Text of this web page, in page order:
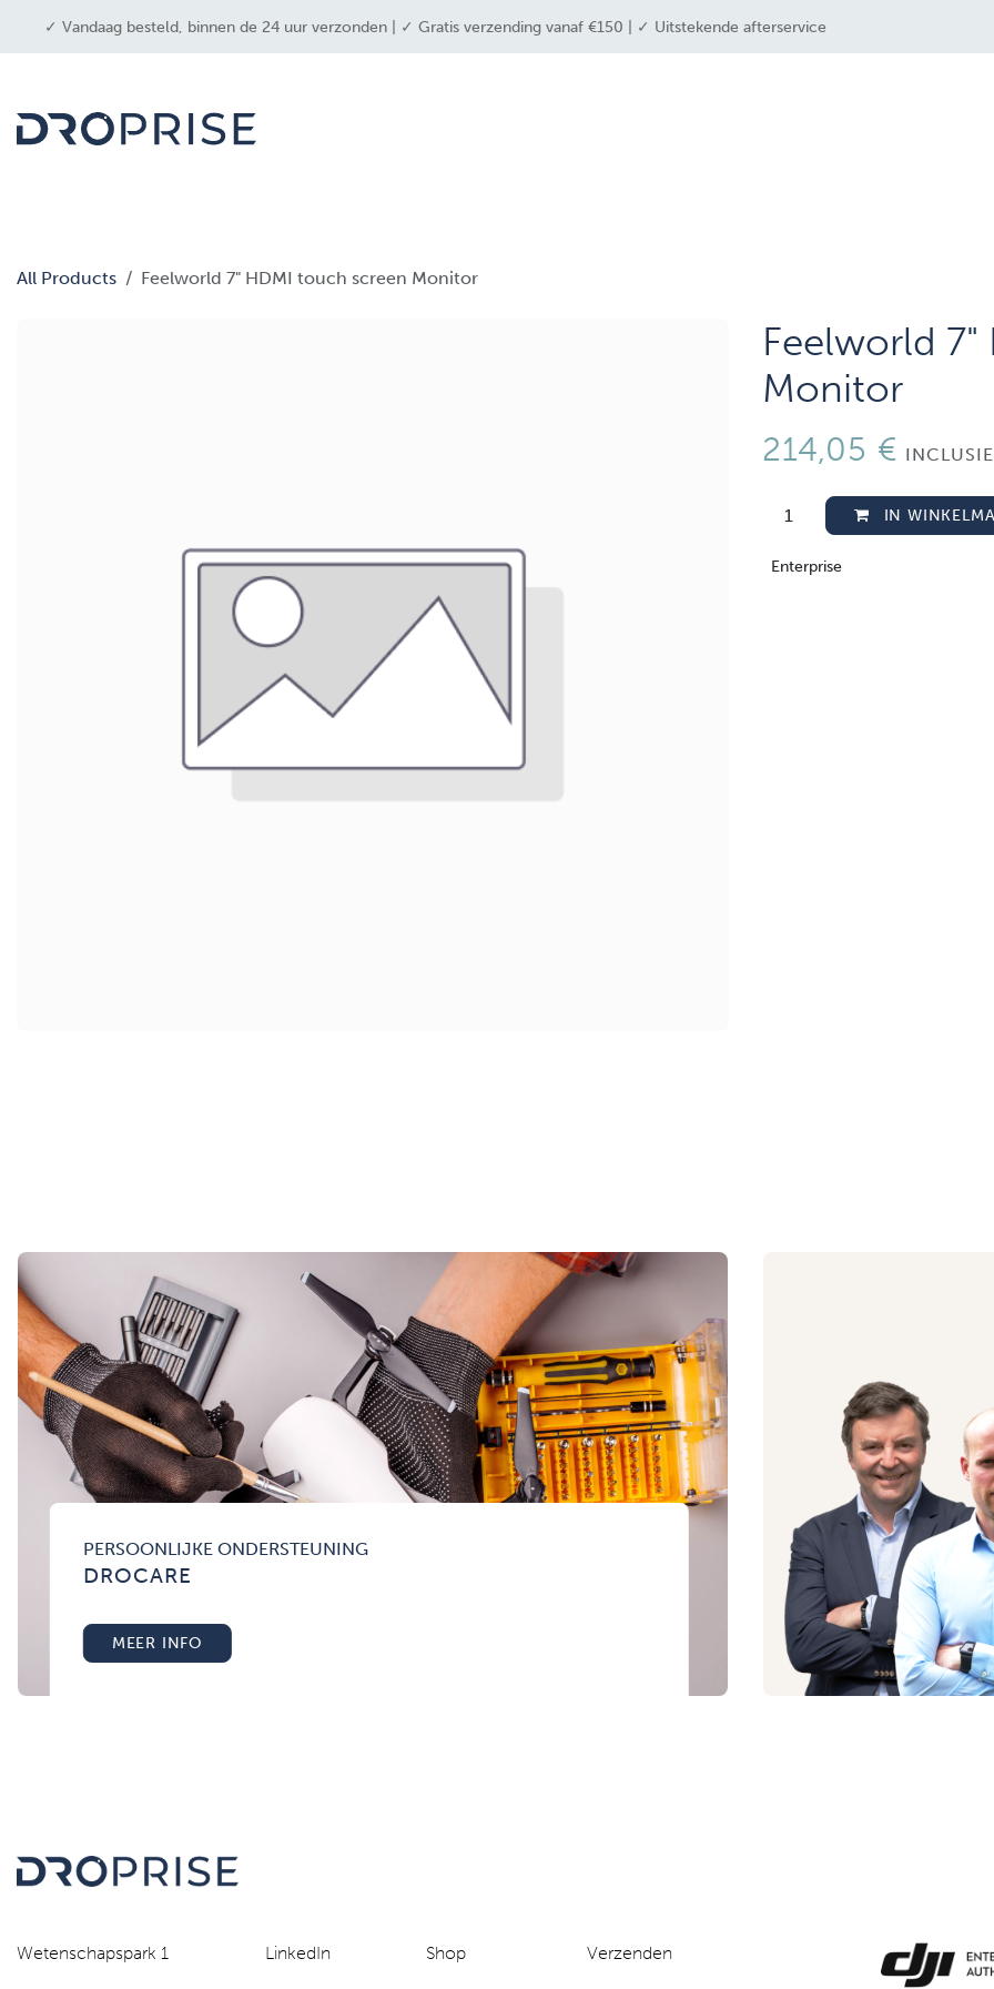
✓ Vandaag besteld, binnen de 24 uur verzonden | ✓ Gratis verzending vanaf €150 | ✓ Uitstekende afterservice
All Products Feelworld 7" HDMI touch screen Monitor
Feelworld
Monitor
214,05 €
IN
Enterprise
PERSOONLIJKE ONDERSTEUNING
DROCARE
MEER INFO
Wetenschapspark 1 LinkedIn Shop Verzenden